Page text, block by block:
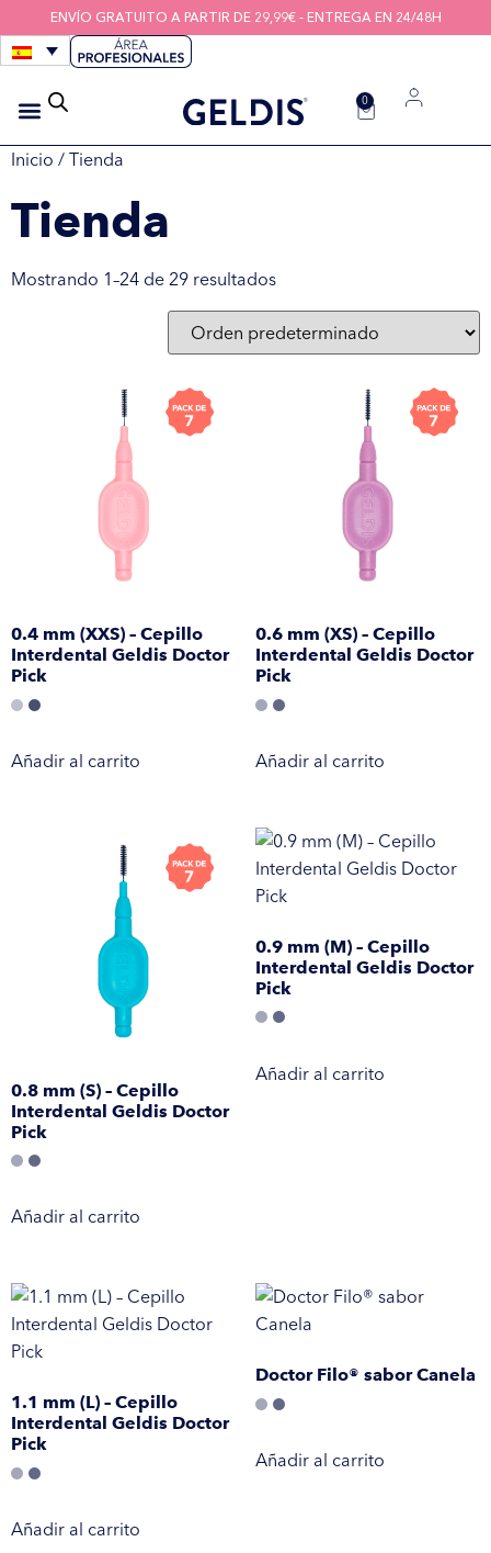
ENVÍO GRATUITO A PARTIR DE 29,99€ - ENTREGA EN 24/48H
0
Inicio / Tienda
Tienda
Mostrando 1–24 de 29 resultados
0.4 mm (XXS) – Cepillo
Interdental Geldis Doctor
Pick
Añadir al carrito
0.6 mm (XS) – Cepillo
Interdental Geldis Doctor
Pick
Añadir al carrito
0.8 mm (S) – Cepillo
Interdental Geldis Doctor
Pick
Añadir al carrito
0.9 mm (M) – Cepillo
Interdental Geldis Doctor
Pick
Añadir al carrito
1.1 mm (L) – Cepillo
Interdental Geldis Doctor
Pick
Añadir al carrito
Doctor Filo® sabor Canela
Añadir al carrito